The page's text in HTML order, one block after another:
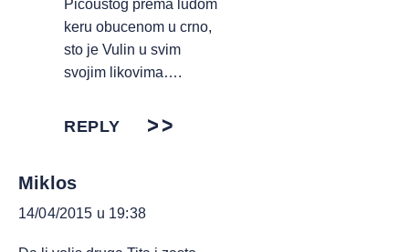
Picoustog prema ludom
keru obucenom u crno,
sto je Vulin u svim
svojim likovima….
REPLY
Miklos
14/04/2015 u 19:38